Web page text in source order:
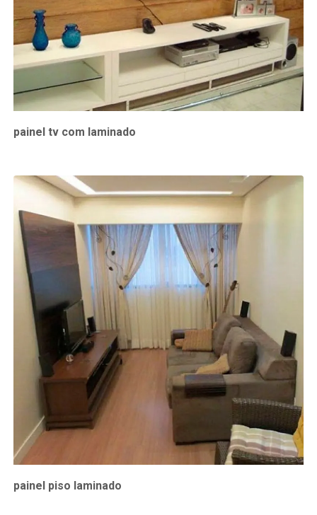
painel tv com laminado
painel piso laminado